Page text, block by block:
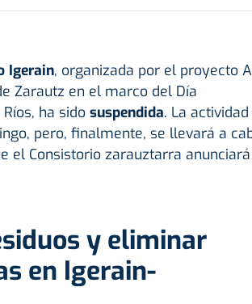
Igerain, organizada por el proyecto
Zarautz en el marco del Día
ha sido suspendida. La actividad
pero, finalmente, se llevará a
el Consistorio zarauztarra anunciará
y eliminar
en Igerain-